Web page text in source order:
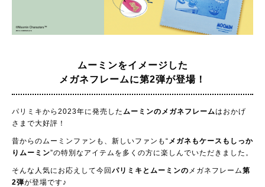
ムーミンをイメージした
メガネフレームに第2弾が登場！
パリミキから2023年に発売したムーミンのメガネフレームはおかげ
さまで大好評！
昔からのムーミンファンも、新しいファンも“メガネもケースもしっか
りムーミン”の特別なアイテムを多くの方に楽しんでいただきました。
そんな人気にお応えして今回パリミキとムーミンの メガネフレーム第
2弾が登場です♪